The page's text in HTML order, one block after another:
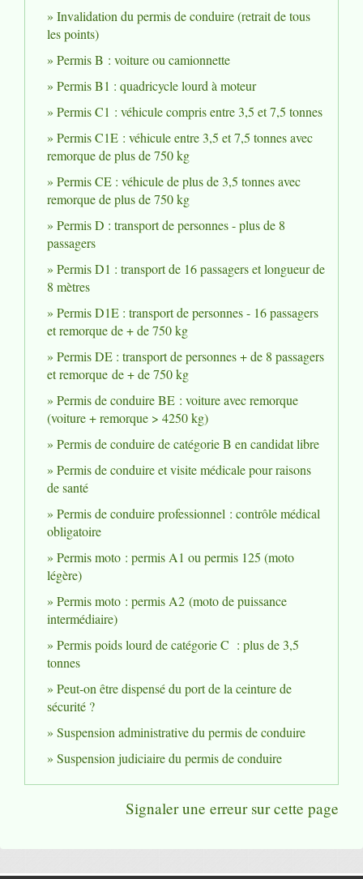
Invalidation du permis de conduire (retrait de tous
les points)
Permis B : voiture ou camionnette
Permis B1 : quadricycle lourd à moteur
Permis C1 : véhicule compris entre 3,5 et 7,5 tonnes
Permis C1E : véhicule entre 3,5 et 7,5 tonnes avec
remorque de plus de 750 kg
Permis CE : véhicule de plus de 3,5 tonnes avec
remorque de plus de 750 kg
Permis D : transport de personnes - plus de 8
passagers
Permis D1 : transport de 16 passagers et longueur de
8 mètres
Permis D1E : transport de personnes - 16 passagers
et remorque de + de 750 kg
Permis DE : transport de personnes + de 8 passagers
et remorque de + de 750 kg
Permis de conduire BE : voiture avec remorque
(voiture + remorque > 4250 kg)
Permis de conduire de catégorie B en candidat libre
Permis de conduire et visite médicale pour raisons
de santé
Permis de conduire professionnel : contrôle médical
obligatoire
Permis moto : permis A1 ou permis 125 (moto
légère)
Permis moto : permis A2 (moto de puissance
intermédiaire)
Permis poids lourd de catégorie C : plus de 3,5
tonnes
Peut-on être dispensé du port de la ceinture de
sécurité ?
Suspension administrative du permis de conduire
Suspension judiciaire du permis de conduire
Signaler une erreur sur cette page